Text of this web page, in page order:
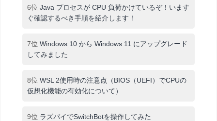
6位 Java プロセスが CPU 負荷かけているぞ！います
ぐ確認するべき手順を紹介します！
7位 Windows 10 から Windows 11 にアップグレード
してみました
8位 WSL 2使用時の注意点（BIOS（UEFI）でCPUの
仮想化機能の有効化について）
9位 ラズパイでSwitchBotを操作してみた